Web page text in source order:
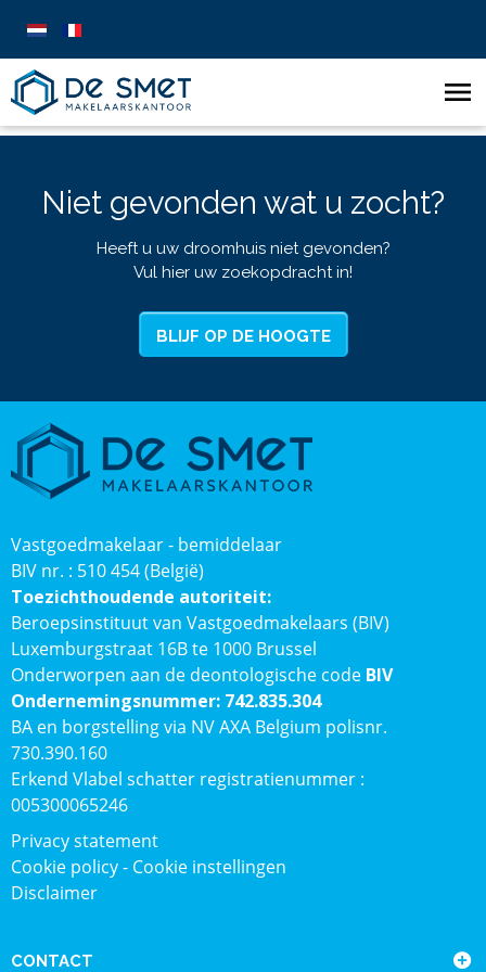
Niet gevonden wat u zocht?
Heeft u uw droomhuis niet gevonden?
Vul hier uw zoekopdracht in!
BLIJF OP DE HOOGTE
Vastgoedmakelaar - bemiddelaar
BIV nr. : 510 454 (België)
Toezichthoudende autoriteit:
Beroepsinstituut van Vastgoedmakelaars (BIV)
Luxemburgstraat 16B te 1000 Brussel
Onderworpen aan de deontologische code BIV
Ondernemingsnummer: 742.835.304
BA en borgstelling via NV AXA Belgium polisnr.
730.390.160
Erkend Vlabel schatter registratienummer :
005300065246
Privacy statement
Cookie policy- Cookie instellingen
Disclaimer
CONTACT